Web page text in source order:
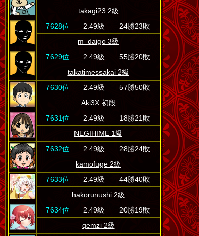
takagi23 2級
7628位
2.49級
24勝23敗
m_daigo 3級
7629位
2.49級
55勝20敗
takatimessakai 2級
7630位
2.49級
57勝50敗
Aki3X 初段
7631位
2.49級
18勝21敗
NEGIHIME 1級
7632位
2.49級
28勝24敗
kamofuge 2級
7633位
2.49級
44勝40敗
hakorunushi 2級
7634位
2.49級
20勝19敗
qemzi 2級